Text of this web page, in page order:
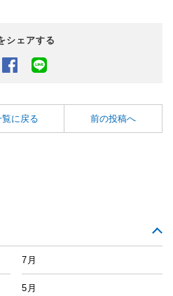
シェアする
Facebook
覧に戻る 前の投稿へ
7月
5月